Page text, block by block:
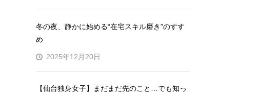
冬の夜、静かに始める“在宅スキル磨き”のすす
め
2025年12月20日
【仙台独身女子】まだまだ先のこと…でも知っ